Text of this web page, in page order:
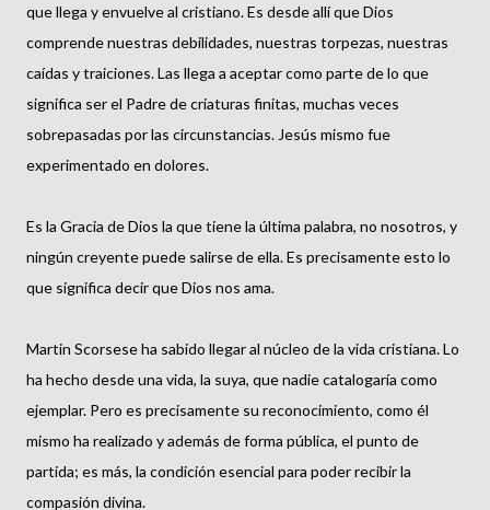
que llega y envuelve al cristiano. Es desde allí que Dios
comprende nuestras debilidades, nuestras torpezas, nuestras
caídas y traiciones. Las llega a aceptar como parte de lo que
significa ser el Padre de criaturas finitas, muchas veces
sobrepasadas por las circunstancias. Jesús mismo fue
experimentado en dolores.
Es la Gracia de Dios la que tiene la última palabra, no nosotros, y
ningún creyente puede salirse de ella. Es precisamente esto lo
que significa decir que Dios nos ama.
Martin Scorsese ha sabido llegar al núcleo de la vida cristiana. Lo
ha hecho desde una vida, la suya, que nadie catalogaría como
ejemplar. Pero es precisamente su reconocimiento, como él
mismo ha realizado y además de forma pública, el punto de
partida; es más, la condición esencial para poder recibir la
compasión divina.